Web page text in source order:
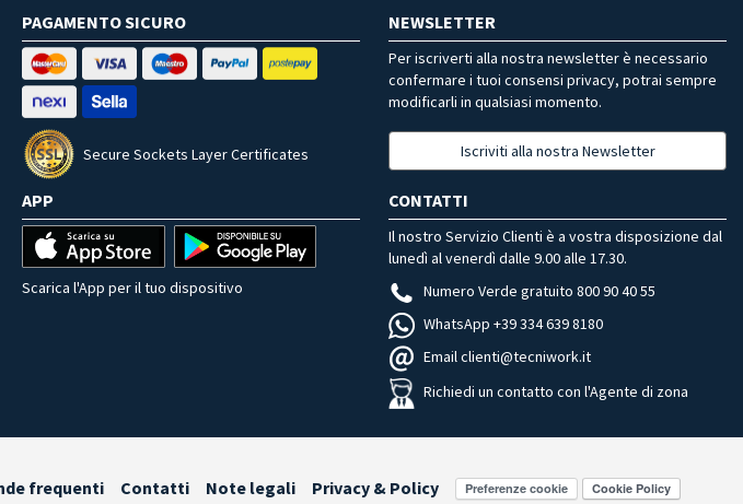
PAGAMENTO SICURO
Secure Sockets Layer Certificates
NEWSLETTER
Per iscriverti alla nostra newsletter è necessario
confermare i tuoi consensi privacy, potrai sempre
modificarli in qualsiasi momento.
Iscriviti alla nostra Newsletter
APP
Scarica l'App per il tuo dispositivo
CONTATTI
Il nostro Servizio Clienti è a vostra disposizione dal
lunedì al venerdì dalle 9.00 alle 17.30.
Numero Verde gratuito 800 90 40 55
WhatsApp +39 334 639 8180
Email clienti@tecniwork.it
Richiedi un contatto con l'Agente di zona
frequenti Contatti Note legali Privacy & Policy Preferenze cookie